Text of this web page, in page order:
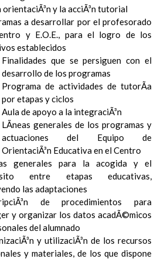
orientaciÃ³n y la acciÃ³n tutorial
a desarrollar por el profesorado
y E.O.E., para el logro de los
establecidos
Finalidades que se persiguen con el
desarrollo de los programas
Programa de actividades de tutorÃ­a
por etapas y ciclos
Aula de apoyo a la integraciÃ³n
LÃ­neas generales de los programas y
actuaciones del Equipo de
OrientaciÃ³n Educativa en el Centro
generales para la acogida y el
entre etapas educativas,
las adaptaciones
de procedimientos para
y organizar los datos acadÃ©micos
del alumnado
y utilizaciÃ³n de los recursos
y materiales, de los que dispone